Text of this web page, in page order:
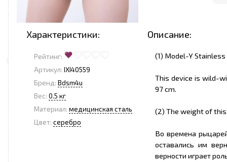
Характеристики: Описание:
Рейтинг:
Артикул: IXI40559
Бренд: Bdsm4u
Вес: 0.5 кг
Материал: медицинская сталь
Цвет: серебро
(1) Model-Y
This device is wild-
97 cm.
(2) The weight of
Во времена
оставались им
верности играет